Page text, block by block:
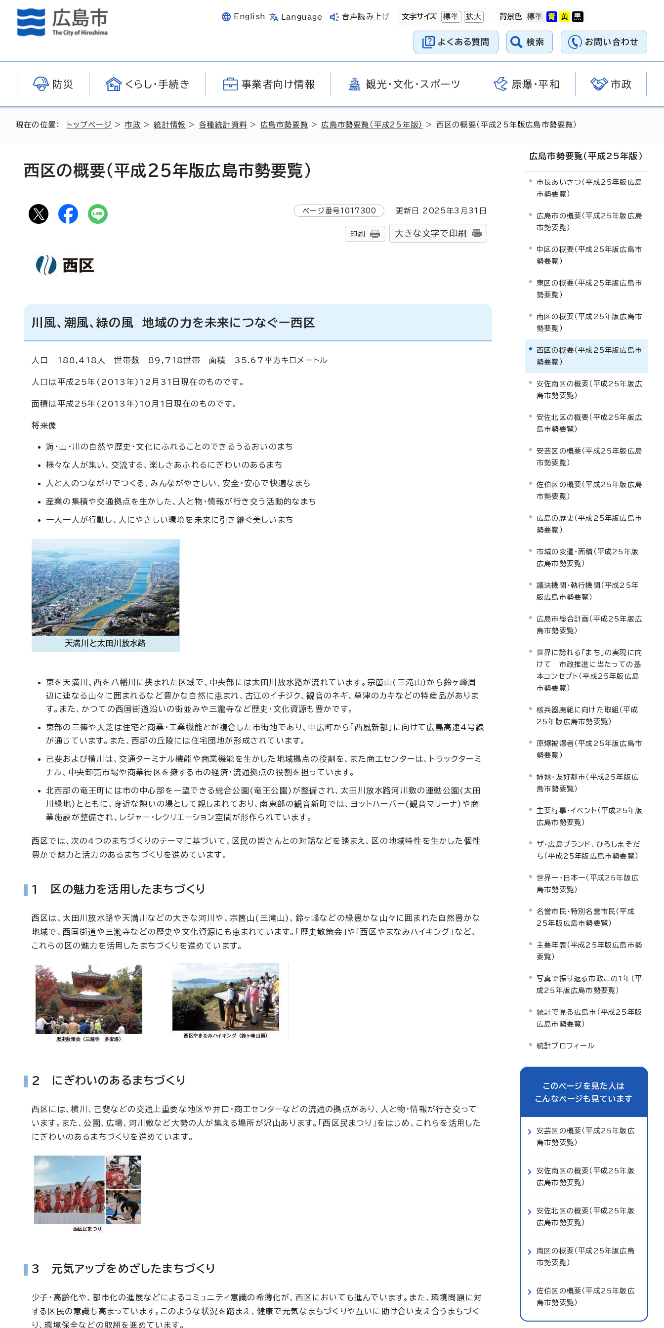
English Language 音声読み上げ 文字サイズ 標準 拡大 背景色
よくある質問 検索 お問い合わせ
防災 くらし・手続き 事業者向け情報 観光・文化・スポーツ 原爆・平和 市政
現在の位置： トップページ >市政 >統計情報 > 各種統計資料 > 広島市勢要覧 > 広島市勢要覧（平成25年版） > 西区の概要（平成25年版広島市勢要覧）
西区の概要（平成25年版広島市勢要覧）
ページ番号1017300 更新日 2025年3月 31 日
印刷 大きな文字で印刷
川風、潮風、緑の風 地域の力を未来につなぐー西区
人口 188,418人 世帯数 89,718世帯 面積 35.67平方キロメートル
人口は平成25年(2013年)12月31日現在のものです。
面積は平成25年(2013年)10月1日現在のものです。
将来像
海・山・川の自然や歴史・文化にふれることのできるうるおいのまち
様々な人が集い、交流する、楽しさあふれるにぎわいのあるまち
人と人のつながりでつくる、みんながやさしい、安全・安心で快適なまち
産業の集積や交通拠点を生かした、人と物・情報が行き交う活動的なまち
一人一人が行動し、人にやさしい環境を未来に引き継ぐ美しいまち
東を天満川、西を八幡川に挟まれた区域で、中央部には太田川放水路が流れています。宗箇山(三滝山)から鈴ヶ峰周
辺に連なる山々に囲まれるなど豊かな自然に恵まれ、古江のイチジク、観音のネギ、草津のカキなどの特産品がありま
す。また、かつての西国街道沿いの街並みや三瀧寺など歴史・文化資源も豊かです。
東部の三篠や大芝は住宅と商業・工業機能とが複合した市街地であり、中広町から「西風新都」に向けて広島高速4号線
が通じています。また、西部の丘陵には住宅団地が形成されています。
己斐および横川は、交通ターミナル機能や商業機能を生かした地域拠点の役割を、また商工センターは、トラックターミ
ナル、中央卸売市場や商業街区を擁する市の経済・流通拠点の役割を担っています。
北西部の竜王町には市の中心部を一望できる総合公園(竜王公園)が整備され、太田川放水路河川敷の運動公園(太田
川緑地)とともに、身近な憩いの場として親しまれており、南東部の観音新町では、ヨットハーバー(観音マリーナ)や商
業施設が整備され、レジャー・レクリエーション空間が形作られています。
西区では、次の4つのまちづくりのテーマに基づいて、区民の皆さんとの対話などを踏まえ、区の地域特性を生かした個性
豊かで魅力と活力のあるまちづくりを進めています。
1 区の魅力を活用したまちづくり
西区は、太田川放水路や天満川などの大きな河川や、宗箇山(三滝山)、鈴ヶ峰などの緑豊かな山々に囲まれた自然豊かな
地域で、西国街道や三瀧寺などの歴史や文化資源にも恵まれています。「歴史散策会」や「西区やまなみハイキング」など、
これらの区の魅力を活用したまちづくりを進めています。
2 にぎわいのあるまちづくり
西区には、横川、己斐などの交通上重要な地区や井口・商工センターなどの流通の拠点があり、人と物・情報が行き交って
います。また、公園、広場、河川敷など大勢の人が集える場所が沢山あります。「西区民まつり」をはじめ、これらを活用した
にぎわいのあるまちづくりを進めています。
3 元気アップをめざしたまちづくり
少子・高齢化や、都市化の進展などによるコミュニティ意識の希薄化が、西区においても進んでいます。また、環境問題に対
する区民の意識も高まっています。このような状況を踏まえ、健康で元気なまちづくりや互いに助け合い支え合うまちづく
り、環境保全などの取組を進めています。
広島市勢要覧（平成25年版）
市長あいさつ（平成25年版広島
市勢要覧）
広島市の概要（平成25年版広島
市勢要覧）
中区の概要（平成25年版広島市
勢要覧）
東区の概要（平成25年版広島市
勢要覧）
南区の概要（平成25年版広島市
勢要覧）
西区の概要（平成25年版広島市
勢要覧）
安佐南区の概要（平成25年版広
島市勢要覧）
安佐北区の概要（平成25年版広
島市勢要覧）
安芸区の概要（平成25年版広島
市勢要覧）
佐伯区の概要（平成25年版広島
市勢要覧）
広島の歴史（平成25年版広島市
勢要覧）
市域の変遷・面積（平成25年版
広島市勢要覧）
議決機関・執行機関（平成25年
版広島市勢要覧）
広島市総合計画（平成25年版広
島市勢要覧）
世界に誇れる「まち」の実現に向
けて 市政推進に当たっての基
本コンセプト（平成25年版広島
市勢要覧）
核兵器廃絶に向けた取組（平成
25年版広島市勢要覧）
原爆被爆者（平成25年版広島市
勢要覧）
姉妹・友好都市（平成25年版広
島市勢要覧）
主要行事・イベント（平成25年版
広島市勢要覧）
ザ・広島ブランド、ひろしまそだ
ち（平成25年版広島市勢要覧）
世界一・日本一（平成25年版広
島市勢要覧）
名誉市民・特別名誉市民（平成
25年版広島市勢要覧）
主要年表（平成25年版広島市勢
要覧）
写真で振り返る市政この1年（平
成25年版広島市勢要覧）
統計で見る広島市（平成25年版
広島市勢要覧）
統計プロフィール
このページを見た人は
こんなページも見ています
安芸区の概要（平成25年版広
島市勢要覧）
安佐南区の概要（平成25年版
広島市勢要覧）
安佐北区の概要（平成25年版
広島市勢要覧）
南区の概要（平成25年版広島
市勢要覧）
佐伯区の概要（平成25年版広
島市勢要覧）